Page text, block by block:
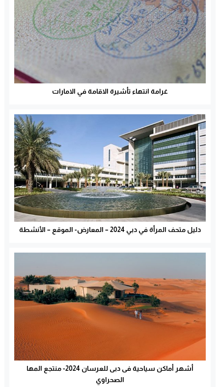
غرامة انتهاء تأشيرة الاقامة في الامارات
دليل متحف المرأة في دبي 2024 – المعارض- الموقع – الأنشطة
أشهر أماكن سياحية فى دبى للعرسان 2024- منتجع المها
الصحراوي